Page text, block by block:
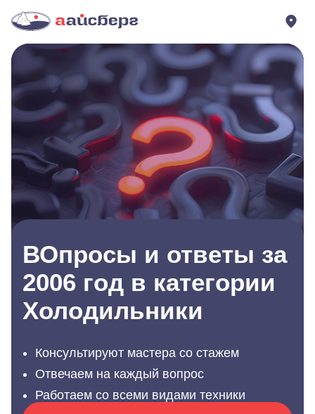
ВОпросы и ответы за
2006 год в категории
Холодильники
Консультируют мастера со стажем
Отвечаем на каждый вопрос
Работаем со всеми видами техники